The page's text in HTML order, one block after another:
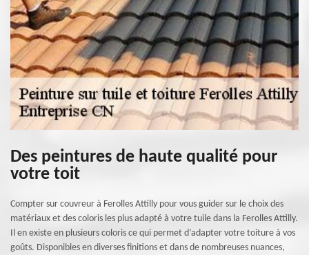
Des peintures de haute qualité pour
votre toit
Compter sur couvreur à Ferolles Attilly pour vous guider sur le choix des
matériaux et des coloris les plus adapté à votre tuile dans la Ferolles Attilly.
Il en existe en plusieurs coloris ce qui permet d’adapter votre toiture à vos
goûts. Disponibles en diverses finitions et dans de nombreuses nuances,